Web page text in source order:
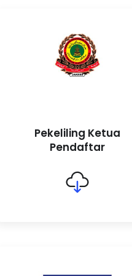
Pekeliling Ketua
Pendaftar